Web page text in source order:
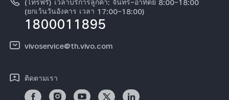
ความยั่งยืน
(โทรฟรี) เวลาบริการลูกค้า: จันทร์-อาทิตย์ 8:00-18:00
(ยกเว้นวันอังคาร เวลา 17:00-18:00)
1800011895
vivoservice@th.vivo.com
ติดตามเรา